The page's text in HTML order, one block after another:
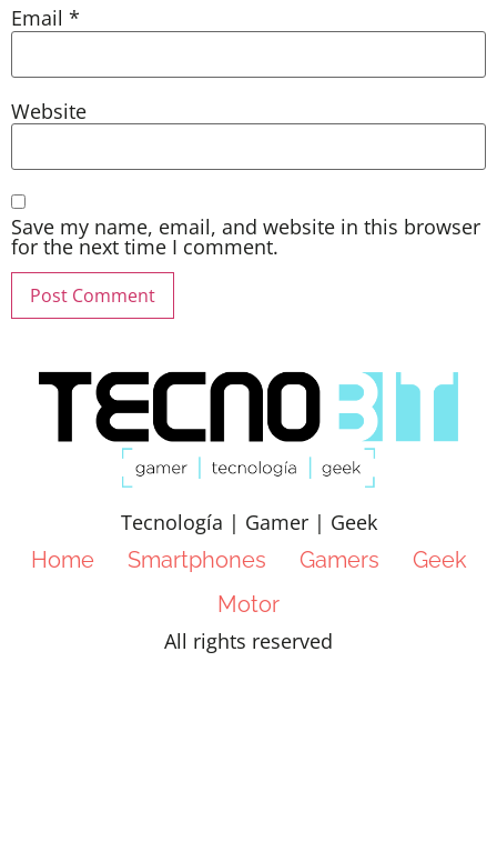
Email *
Website
Save my name, email, and website in this browser
for the next time I comment.
Tecnología | Gamer | Geek
Home
Smartphones Gamers
Geek
Motor
All rights reserved